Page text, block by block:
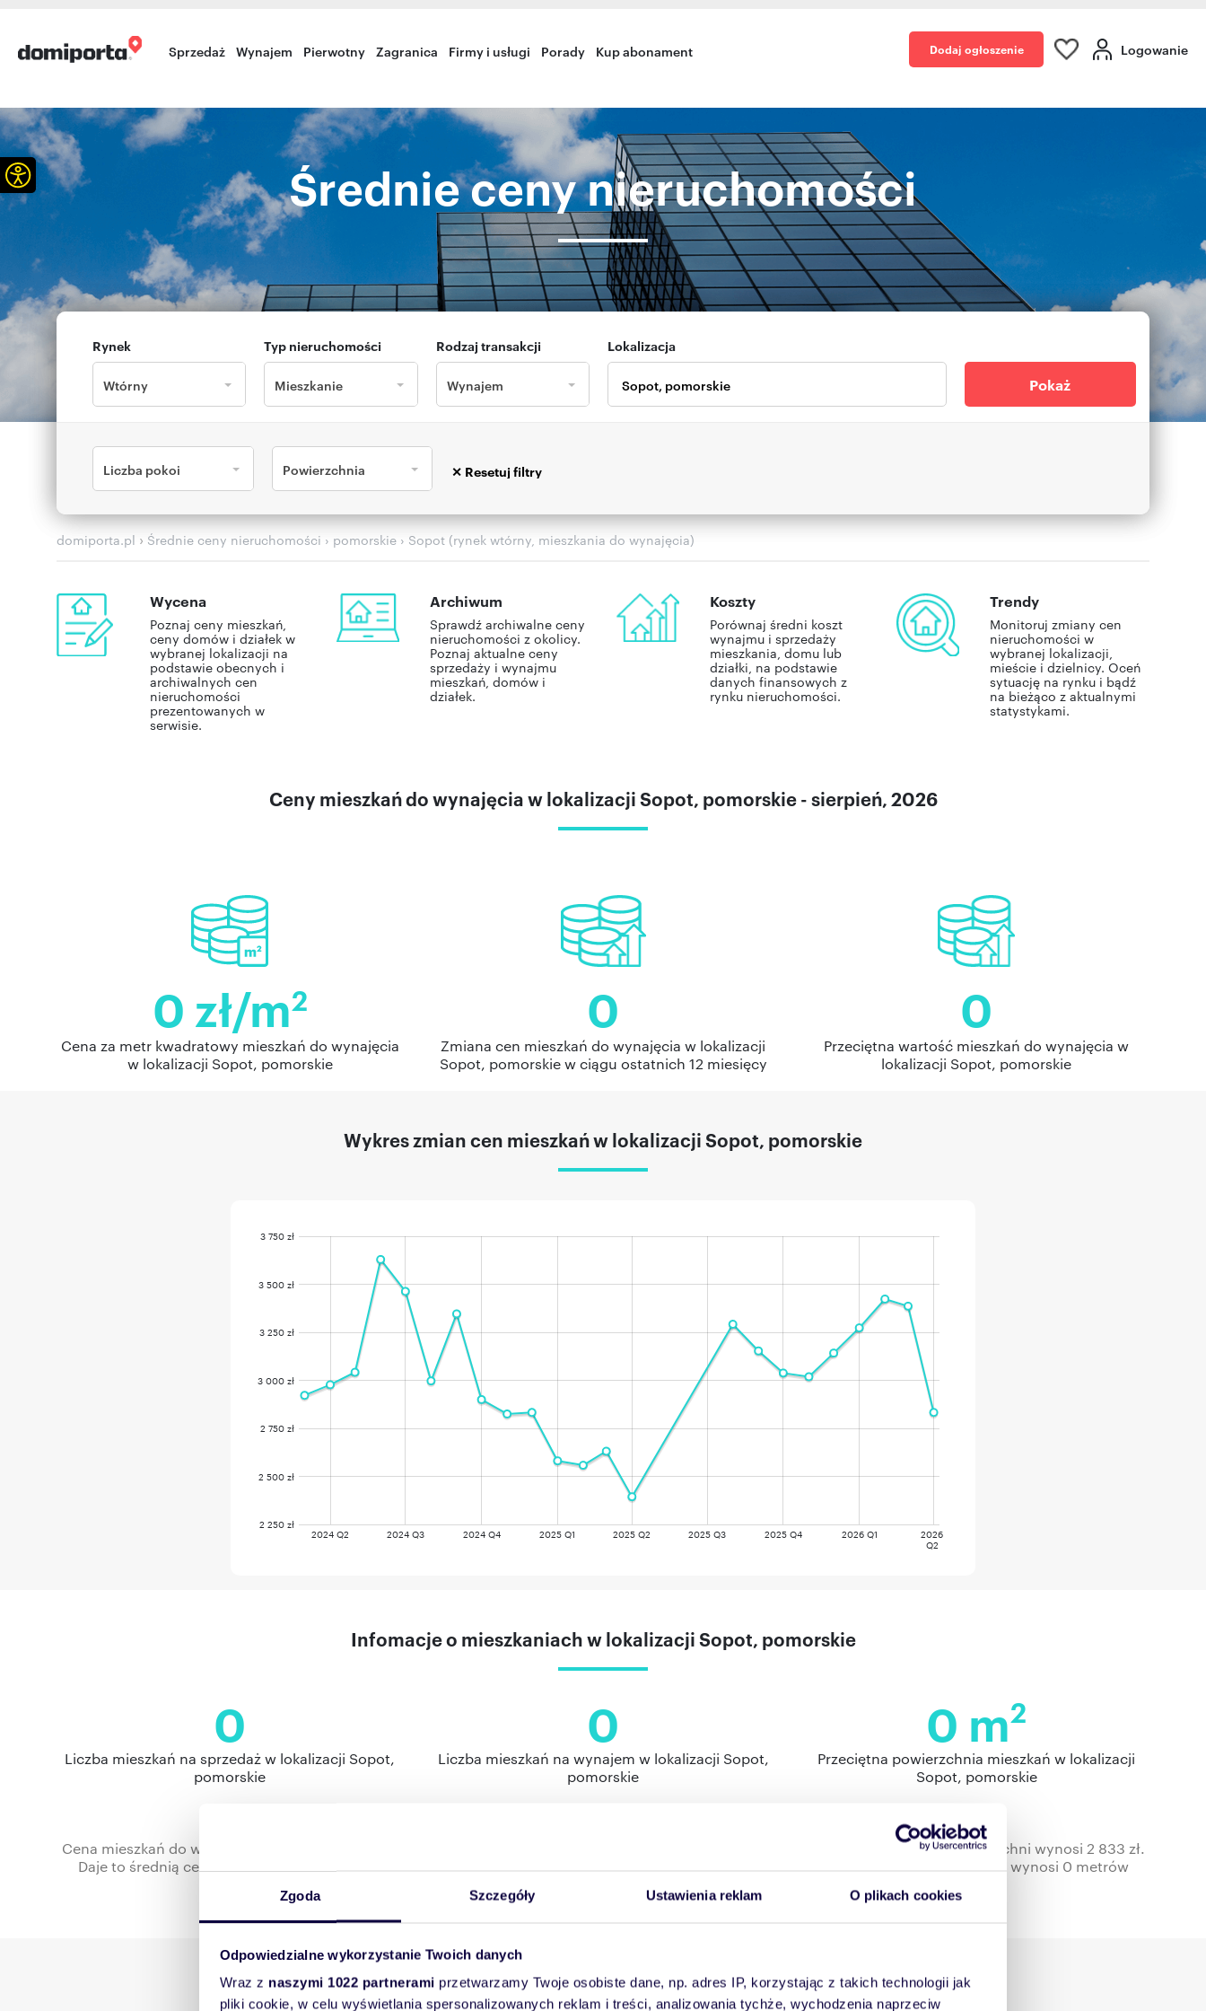
Zgoda Szczegóły Ustawienia reklam O plikach cookies
Odpowiedzialne wykorzystanie Twoich danych
Wraz z naszymi 1022 partnerami przetwarzamy Twoje osobiste dane, np. adres IP, korzystając z takich technologii jak
pliki cookie, w celu wyświetlania spersonalizowanych reklam i treści, analizowania tychże, wychodzenia naprzeciw
Sprzedaż Wynajem Pierwotny Zagranica Firmy i usługi Porady Kup abonament Dodaj ogłoszenie Logowanie
Średnie ceny nieruchomości
Rynek
Wtórny
Typ nieruchomości
Mieszkanie
Rodzaj transakcji
Wynajem
Lokalizacja
Pokaż
Liczba pokoi Powierzchnia
domiporta.pl › Średnie ceny nieruchomości › pomorskie › Sopot (rynek wtórny, mieszkania do wynajęcia)
Wycena
Poznaj ceny mieszkań,
ceny domów i działek w
wybranej lokalizacji na
podstawie obecnych i
archiwalnych cen
nieruchomości
prezentowanych w
serwisie.
Archiwum
Sprawdź archiwalne ceny
nieruchomości z okolicy.
Poznaj aktualne ceny
sprzedaży i wynajmu
mieszkań, domów i
działek.
Koszty
Porównaj średni koszt
wynajmu i sprzedaży
mieszkania, domu lub
działki, na podstawie
danych finansowych z
rynku nieruchomości.
Trendy
Monitoruj zmiany cen
nieruchomości w
wybranej lokalizacji,
mieście i dzielnicy. Oceń
sytuację na rynku i bądź
na bieżąco z aktualnymi
statystykami.
Ceny mieszkań do wynajęcia w lokalizacji Sopot, pomorskie - sierpień, 2026
0 zł/m2
Cena za metr kwadratowy mieszkań do wynajęcia
w lokalizacji Sopot, pomorskie
0
Zmiana cen mieszkań do wynajęcia w lokalizacji
Sopot, pomorskie w ciągu ostatnich 12 miesięcy
0
Przeciętna wartość mieszkań do wynajęcia w
lokalizacji Sopot, pomorskie
Wykres zmian cen mieszkań w lokalizacji Sopot, pomorskie
2024 Q2 2024 Q3 2024 Q4 2025 Q1 2025 Q2 2025 Q3 2025 Q4 2026 Q1
2026
Q2
2 250 zł
2 500 zł
2 750 zł
3 000 zł
3 250 zł
3 500 zł
3 750 zł
Infomacje o mieszkaniach w lokalizacji Sopot, pomorskie
0
Liczba mieszkań na sprzedaż w lokalizacji Sopot,
pomorskie
0
Liczba mieszkań na wynajem w lokalizacji Sopot,
pomorskie
0 m2
Przeciętna powierzchnia mieszkań w lokalizacji
Sopot, pomorskie
Cena mieszkań do wynajęcia w miejscowości Sopot na podstawie 37 ofert znajdujących się w bazie Domiporta w pełnym zakresie powierzchni wynosi 2 833 zł.
Daje to średnią cenę za metr kwadratowy rzędu 76 zł. W miejscowości Sopot najczęściej spotykana powierzchnia mieszkań do wynajęcia wynosi 0 metrów
Wykres zmian cen za metr kwadratowy mieszkań w lokalizacji Sopot, pomorskie
Otwórz pasek narzędzi